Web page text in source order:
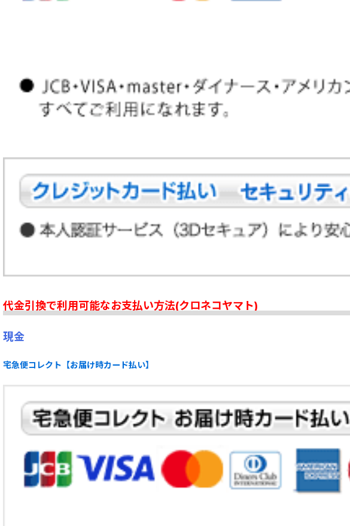
代金引換で利用可能なお支払い方法(クロネコヤマト)
現金
宅急便コレクト【お届け時カード払い】